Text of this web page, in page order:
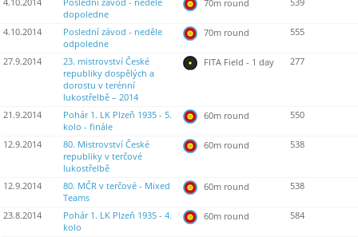
4.10.2014
Poslední závod - neděle
dopoledne
70m round 539
4.10.2014
Poslední závod - neděle
odpoledne
70m round 555
27.9.2014
23. mistrovství České
republiky dospělých a
dorostu v terénní
lukostřelbě – 2014
FITA Field - 1 day 277
21.9.2014
Pohár 1. LK Plzeň 1935 - 5.
kolo - finále
60m round 550
12.9.2014
80. Mistrovství České
republiky v terčové
lukostřelbě
60m round 538
12.9.2014
80. MČR v terčové - Mixed
Teams
60m round 538
23.8.2014
Pohár 1. LK Plzeň 1935 - 4.
kolo
60m round 584